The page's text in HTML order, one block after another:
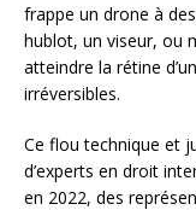
frappe un drone à
hublot, un viseur, ou
atteindre la rétine
irréversibles.
Ce flou technique et
d’experts en droit
en 2022, des